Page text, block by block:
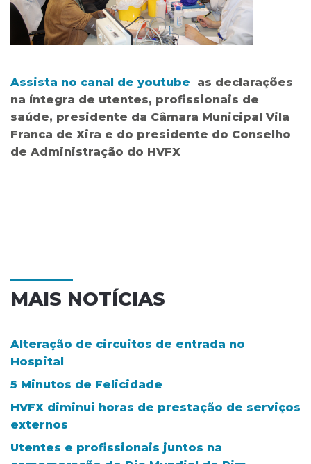
Assista no canal de youtube
as declarações
na íntegra de utentes, profissionais de
saúde, presidente da Câmara Municipal Vila
Franca de Xira e do presidente do Conselho
de Administração do HVFX
MAIS NOTÍCIAS
Alteração de circuitos de entrada no
Hospital
5 Minutos de Felicidade
HVFX diminui horas de prestação de serviços
externos
Utentes e profissionais juntos na